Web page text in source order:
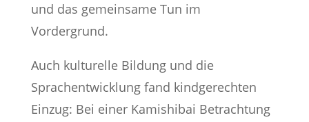
und das gemeinsame Tun im
Vordergrund.
Auch kulturelle Bildung und die
Sprachentwicklung fand kindgerechten
Einzug: Bei einer Kamishibai Betrachtung